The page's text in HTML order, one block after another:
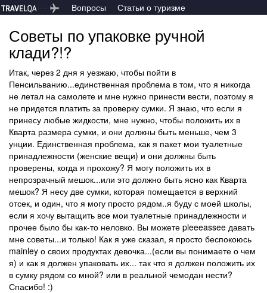
Вопросы Статьи о туризме
Советы по упаковке ручной
клади?!?
Итак, через 2 дня я уезжаю, чтобы пойти в
Пенсильванию...единственная проблема в том, что я никогда
не летал на самолете и мне нужно принести вести, поэтому я
не придется платить за проверку сумки. Я знаю, что если я
принесу любые жидкости, мне нужно, чтобы положить их в
Кварта размера сумки, и они должны быть меньше, чем 3
унции. Единственная проблема, как я пакет мои туалетные
принадлежности (женские вещи) и они должны быть
проверены, когда я прохожу? Я могу положить их в
непрозрачный мешок...или это должно быть ясно как Кварта
мешок? Я несу две сумки, которая помещается в верхний
отсек, и один, что я могу просто рядом..я буду с моей школы,
если я хочу вытащить все мои туалетные принадлежности и
прочее было бы как-то неловко. Вы можете pleeeassee давать
мне советы...и только! Как я уже сказал, я просто беспокоюсь
mainley о своих продуктах девочка...(если вы понимаете о чем
я) и как я должен упаковать их... так что я должен положить их
в сумку рядом со мной? или в реальной чемодан нести?
Спасибо! :)